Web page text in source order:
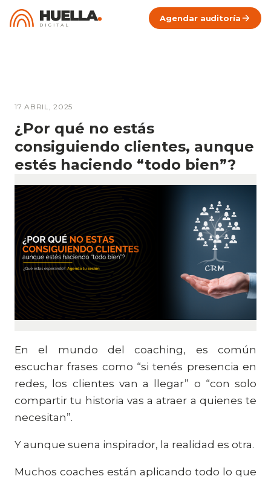
Agendar auditoría
17 ABRIL, 2025
¿Por qué no estás
consiguiendo clientes, aunque
estés haciendo “todo bien”?
En el mundo del coaching, es común
escuchar frases como “si tenés presencia en
redes, los clientes van a llegar” o “con solo
compartir tu historia vas a atraer a quienes te
necesitan”.
Y aunque suena inspirador, la realidad es otra.
Muchos coaches están aplicando todo lo que